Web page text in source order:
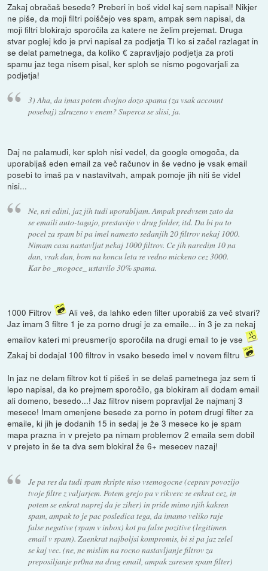
Zakaj obračaš besede? Preberi in boš videl kaj sem napisal! Nikjer
ne piše, da moji filtri poiščejo ves spam, ampak sem napisal, da
moji filtri blokirajo sporočila za katere ne želim prejemat. Druga
stvar poglej kdo je prvi napisal za podjetja TI ko si začel razlagat in
se delat pametnega, da koliko € zapravljajo podjetja za proti
spamu jaz tega nisem pisal, ker sploh se nismo pogovarjali za
podjetja!
3) Aha, da imas potem dvojno dozo spama (za vsak account
posebaj) zdruzeno v enem? Superca se slisi, ja.
Daj ne palamudi, ker sploh nisi vedel, da google omogoča, da
uporabljaš eden email za več računov in še vedno je vsak email
posebi to imaš pa v nastavitvah, ampak pomoje jih niti še videl
nisi...
Ne, nsi edini, jaz jih tudi uporabljam. Ampak predvsem zato da
se emaili auto-tagajo, prestavijo v drug folder, itd. Da bi pa to
pocel za spam bi pa imel namesto sedanjih 20 filtrov nekaj 1000.
Nimam casa nastavljat nekaj 1000 filtrov. Ce jih naredim 10 na
dan, vsak dan, bom na koncu leta se vedno mickeno cez 3000.
Kar bo _mogoce_ ustavilo 30% spama.
1000 Filtrov
Ali veš, da lahko eden filter uporabiš za več stvari?
Jaz imam 3 filtre 1 je za porno drugi je za emaile... in 3 je za nekaj
emailov kateri mi preusmerijo sporočila na drugi email to je vse
Zakaj bi dodajal 100 filtrov in vsako besedo imel v novem filtru
In jaz ne delam filtrov kot ti pišeš in se delaš pametnega jaz sem ti
lepo napisal, da ko prejmem sporočilo, ga blokiram ali dodam email
ali domeno, besedo...! Jaz filtrov nisem popravljal že najmanj 3
mesece! Imam omenjene besede za porno in potem drugi filter za
emaile, ki jih je dodanih 15 in sedaj je že 3 mesece ko je spam
mapa prazna in v prejeto pa nimam problemov 2 emaila sem dobil
v prejeto in še ta dva sem blokiral že 6+ mesecev nazaj!
Je pa res da tudi spam skripte niso vsemogocne (ceprav povozijo
tvoje filtre z valjarjem. Potem grejo pa v rikverc se enkrat cez, in
potem se enkrat naprej da je ziher) in pride mimo njih kaksen
spam, ampak to je pac posledica tega, da imamo veliko raje
false negative (spam v inbox) kot pa false pozitive (legitimen
email v spam). Zaenkrat najboljsi kompromis, bi si pa jaz zelel
se kaj vec. (ne, ne mislim na rocno nastavljanje filtrov za
preposiljanje pr0na na drug email, ampak zaresen spam filter)